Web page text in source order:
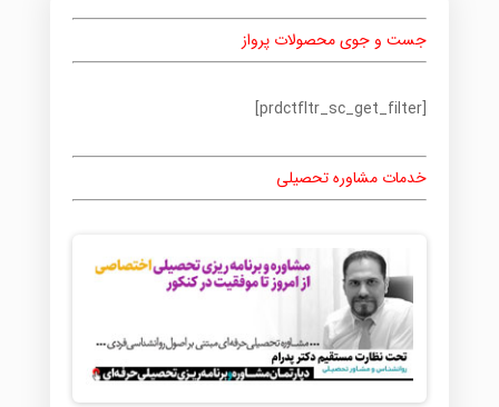
جست و جوی محصولات پرواز
[prdctfltr_sc_get_filter]
خدمات مشاوره تحصیلی